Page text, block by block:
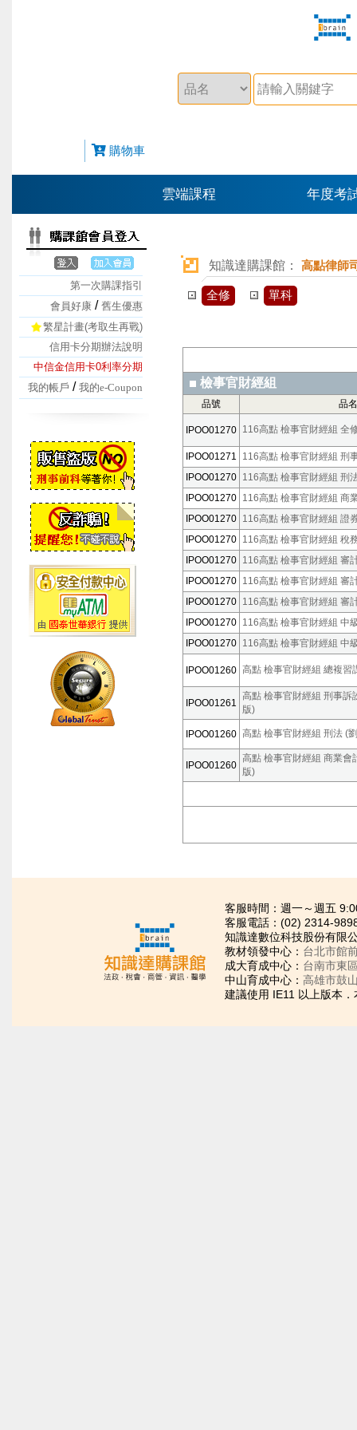
購物車
雲端課程 年度考
第一次購課指引
會員好康 / 舊生優惠
繁星計畫(考取生再戰)
信用卡分期辦法說明
中信金信用卡0利率分期
我的帳戶 / 我的e-Coupon
知識達購課館： 高點律師
全修 單科
檢事官財經組
品號 品名
IPOO01270 116高點 檢事官財經組 全
IPOO01271
116高點 檢事官財經組 刑
IPOO01270
116高點 檢事官財經組 刑
IPOO01270
116高點 檢事官財經組 商
IPOO01270
116高點 檢事官財經組 證
IPOO01270
116高點 檢事官財經組 稅
IPOO01270
116高點 檢事官財經組 審
IPOO01270
116高點 檢事官財經組 審
IPOO01270
116高點 檢事官財經組 審
IPOO01270
116高點 檢事官財經組 中
IPOO01270
116高點 檢事官財經組 中
IPOO01260 高點 檢事官財經組 總複習
IPOO01261
高點 檢事官財經組 刑事訴
版)
IPOO01260 高點 檢事官財經組 刑法 (
IPOO01260
高點 檢事官財經組 商業會
版)
客服時間：週一～週五
客服電話：(02) 2314-
知識達數位科技股份有
教材領發中心： 台北市館
成大育成中心： 台南市東
中山育成中心： 高雄市鼓
建議使用 IE11 以上版本